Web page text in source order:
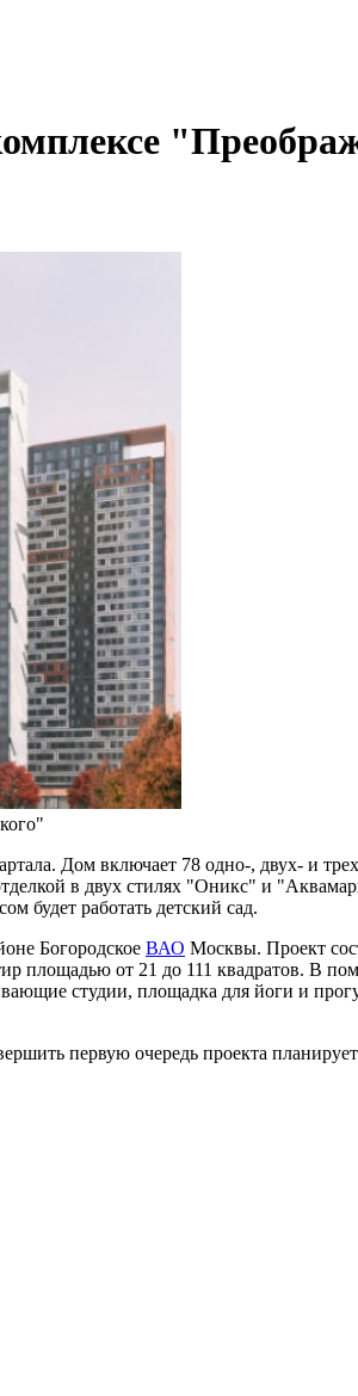
Дом включает 78 одно-, двух- и
в двух стилях "Оникс" и
будет работать детский сад.
Богородское ВАО Москвы. Проект
площадью от 21 до 111 квадратов. В
студии, площадка для йоги и
первую очередь проекта